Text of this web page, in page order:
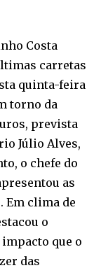
Costa
carretas
quinta-feira
torno da
prevista
Júlio Alves,
o chefe do
as
Em clima de
o
que o
das